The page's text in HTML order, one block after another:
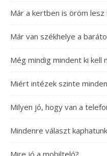
Már a kertben is öröm lesz
Már van székhelye a
Még mindig mindent ki kell
Miért intézek szinte
Milyen jó, hogy van a
Mindenre választ
Mire jó a mobilteló?